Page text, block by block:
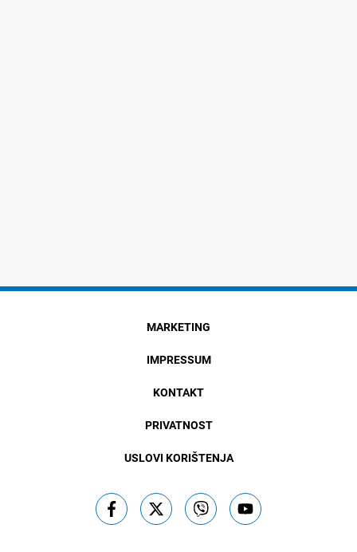
MARKETING
IMPRESSUM
KONTAKT
PRIVATNOST
USLOVI KORIŠTENJA